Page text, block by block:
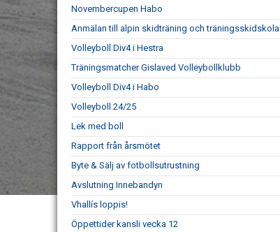
Novembercupen Habo
Anmälan till alpin skidträning och träningsskidskola
Volleyboll Div4 i Hestra
Träningsmatcher Gislaved Volleybollklubb
Volleyboll Div4 i Habo
Volleyboll 24/25
Lek med boll
Rapport från årsmötet
Byte & Sälj av fotbollsutrustning
Avslutning Innebandyn
Vhallís loppis!
Öppettider kansli vecka 12